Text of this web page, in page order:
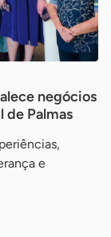
negócios
de Palmas
e